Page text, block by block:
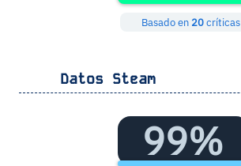
Basado en 20críticas
Datos Steam
99%